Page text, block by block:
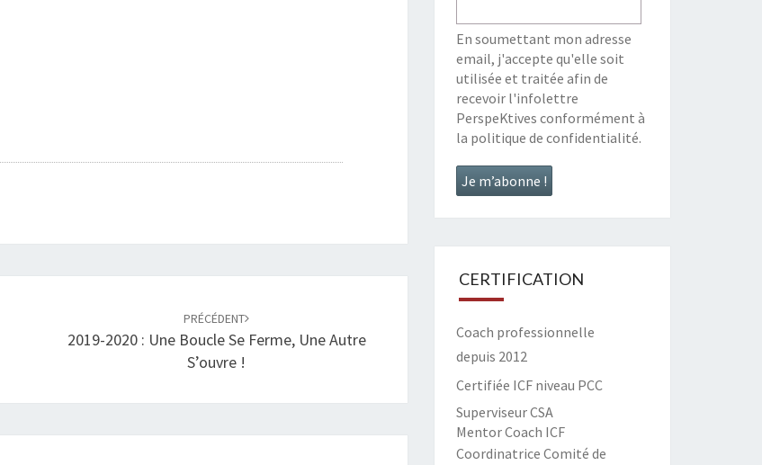
PRÉCÉDENT
2019-2020 : Une Boucle Se Ferme, Une Autre
S’ouvre !
En soumettant mon adresse
email, j'accepte qu'elle soit
utilisée et traitée afin de
recevoir l'infolettre
PerspeKtives conformément à
la politique de confidentialité.
CERTIFICATION
Coach professionnelle
depuis 2012
Certifiée ICF niveau PCC
Superviseur CSA
Mentor Coach ICF
Coordinatrice Comité de